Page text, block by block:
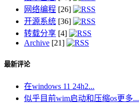
网络编程 [26]
开源系统 [36]
转载分享 [4]
Archive [21]
最新评论
在windows 11 24h2...
似乎目前wim启动和压缩os更多...